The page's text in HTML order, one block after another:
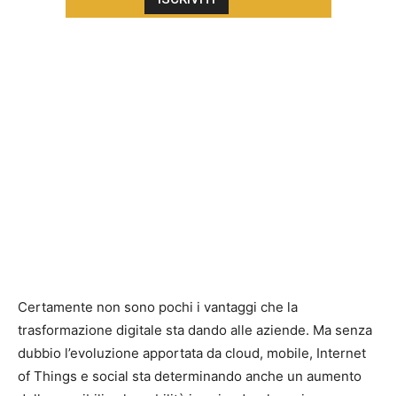
Certamente non sono pochi i vantaggi che la
trasformazione digitale sta dando alle aziende. Ma senza
dubbio l’evoluzione apportata da cloud, mobile, Internet
of Things e social sta determinando anche un aumento